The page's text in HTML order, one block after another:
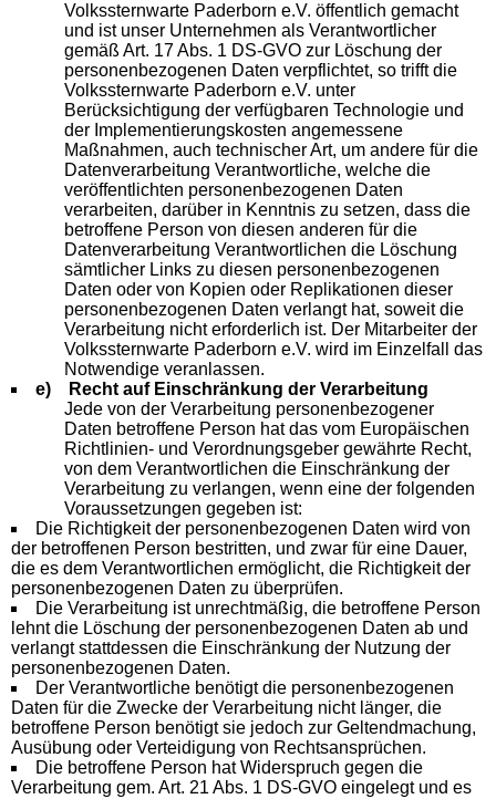
Volkssternwarte Paderborn e.V. öffentlich gemacht
und ist unser Unternehmen als Verantwortlicher
gemäß Art. 17 Abs. 1 DS-GVO zur Löschung der
personenbezogenen Daten verpflichtet, so trifft die
Volkssternwarte Paderborn e.V. unter
Berücksichtigung der verfügbaren Technologie und
der Implementierungskosten angemessene
Maßnahmen, auch technischer Art, um andere für die
Datenverarbeitung Verantwortliche, welche die
veröffentlichten personenbezogenen Daten
verarbeiten, darüber in Kenntnis zu setzen, dass die
betroffene Person von diesen anderen für die
Datenverarbeitung Verantwortlichen die Löschung
sämtlicher Links zu diesen personenbezogenen
Daten oder von Kopien oder Replikationen dieser
personenbezogenen Daten verlangt hat, soweit die
Verarbeitung nicht erforderlich ist. Der Mitarbeiter der
Volkssternwarte Paderborn e.V. wird im Einzelfall das
Notwendige veranlassen.
e) Recht auf Einschränkung der Verarbeitung
Jede von der Verarbeitung personenbezogener
Daten betroffene Person hat das vom Europäischen
Richtlinien- und Verordnungsgeber gewährte Recht,
von dem Verantwortlichen die Einschränkung der
Verarbeitung zu verlangen, wenn eine der folgenden
Voraussetzungen gegeben ist:
Die Richtigkeit der personenbezogenen Daten wird von
der betroffenen Person bestritten, und zwar für eine Dauer,
die es dem Verantwortlichen ermöglicht, die Richtigkeit der
personenbezogenen Daten zu überprüfen.
Die Verarbeitung ist unrechtmäßig, die betroffene Person
lehnt die Löschung der personenbezogenen Daten ab und
verlangt stattdessen die Einschränkung der Nutzung der
personenbezogenen Daten.
Der Verantwortliche benötigt die personenbezogenen
Daten für die Zwecke der Verarbeitung nicht länger, die
betroffene Person benötigt sie jedoch zur Geltendmachung,
Ausübung oder Verteidigung von Rechtsansprüchen.
Die betroffene Person hat Widerspruch gegen die
Verarbeitung gem. Art. 21 Abs. 1 DS-GVO eingelegt und es